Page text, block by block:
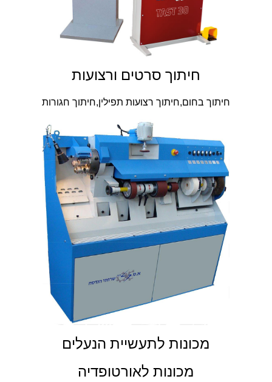
חיתוך סרטים ורצועות
חיתוך בחום,חיתוך רצועות תפילין,חיתוך חגורות
מכונות לתעשיית הנעלים
מכונות לאורטופדיה